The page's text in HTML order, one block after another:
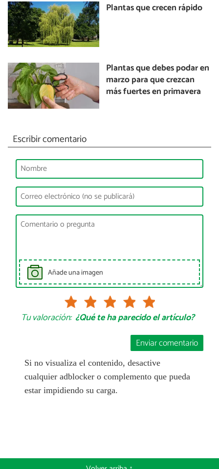
Plantas que crecen rápido
Plantas que debes podar en
marzo para que crezcan
más fuertes en primavera
Escribir comentario
Añade una imagen
Tu valoración: ¿Qué te ha parecido el artículo?
Enviar comentario
Si no visualiza el contenido, desactive
cualquier adblocker o complemento que pueda
estar impidiendo su carga.